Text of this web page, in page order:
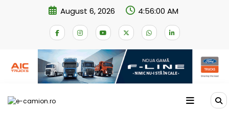
August 6, 2026 4:56:00 AM